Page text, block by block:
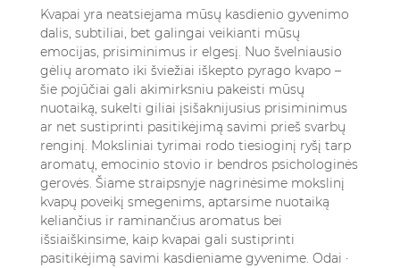
6.2. Kokie kvapai yra geriausi stresui mažinti
ir atsipalaidavimui?
6.3. Ar kvapai tikrai gali sustiprinti
pasitikėjimą savimi?
6.4. Kaip pasirinkti tinkamą kvapą pagal savo
nuotaiką ar poreikius?
Kvapai yra neatsiejama mūsų kasdienio gyvenimo
dalis, subtiliai, bet galingai veikianti mūsų
emocijas, prisiminimus ir elgesį. Nuo švelniausio
gėlių aromato iki šviežiai iškepto pyrago kvapo –
šie pojūčiai gali akimirksniu pakeisti mūsų
nuotaiką, sukelti giliai įsišaknijusius prisiminimus
ar net sustiprinti pasitikėjimą savimi prieš svarbų
renginį. Moksliniai tyrimai rodo tiesioginį ryšį tarp
aromatų, emocinio stovio ir bendros psichologinės
gerovės. Šiame straipsnyje nagrinėsime mokslinį
kvapų poveikį smegenims, aptarsime nuotaiką
keliančius ir raminančius aromatus bei
išsiaiškinsime, kaip kvapai gali sustiprinti
pasitikėjimą savimi kasdieniame gyvenime. Odai ·